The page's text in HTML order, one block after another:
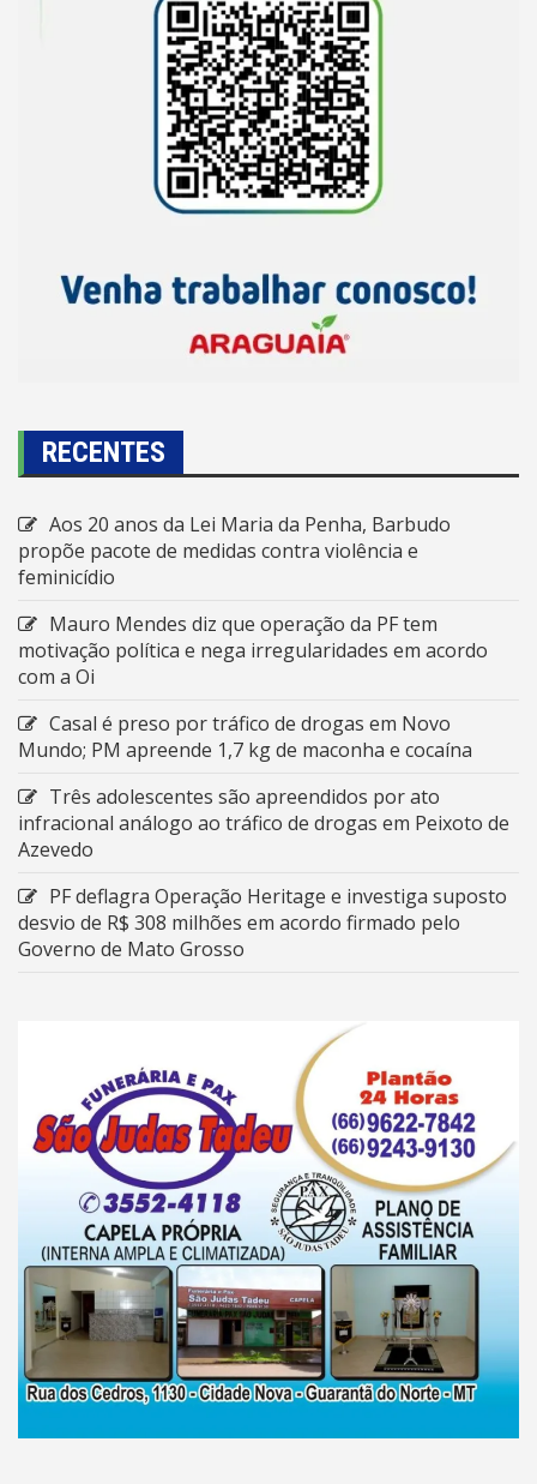
RECENTES
Aos 20 anos da Lei Maria da Penha, Barbudo
propõe pacote de medidas contra violência e
feminicídio
Mauro Mendes diz que operação da PF tem
motivação política e nega irregularidades em acordo
com a Oi
Casal é preso por tráfico de drogas em Novo
Mundo; PM apreende 1,7 kg de maconha e cocaína
Três adolescentes são apreendidos por ato
infracional análogo ao tráfico de drogas em Peixoto de
Azevedo
PF deflagra Operação Heritage e investiga suposto
desvio de R$ 308 milhões em acordo firmado pelo
Governo de Mato Grosso